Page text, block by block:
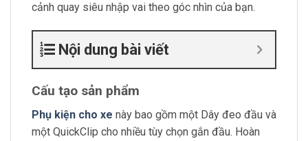
cảnh quay siêu nhập vai theo góc nhìn của bạn.
Nội dung bài viết
Cấu tạo sản phẩm
Phụ kiện cho xe này bao gồm một Dây đeo đầu và
một QuickClip cho nhiều tùy chọn gắn đầu. Hoàn